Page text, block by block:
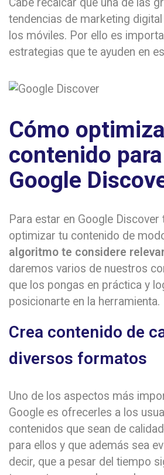
Cabe recalcar que una de las
tendencias de marketing
los móviles. Por ello es
estrategias que te ayuden en
Cómo
contenido para
Google
Para estar en Google Discover
optimizar tu contenido de
algoritmo te considere
daremos varios de nuestros
que los pongas en práctica y
posicionarte en la herramienta.
Crea contenido de
diversos formatos
Uno de los aspectos más
Google es ofrecerles a los
contenidos que sean de
para ellos y que además sea
decir, que a pesar del tiempo